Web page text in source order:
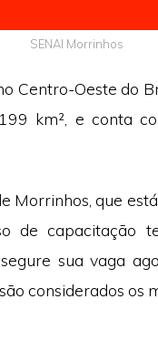
SENAI Morrinhos
Centro-Oeste do
km², e conta
Morrinhos, que
de capacitação
sua vaga
são considerados os